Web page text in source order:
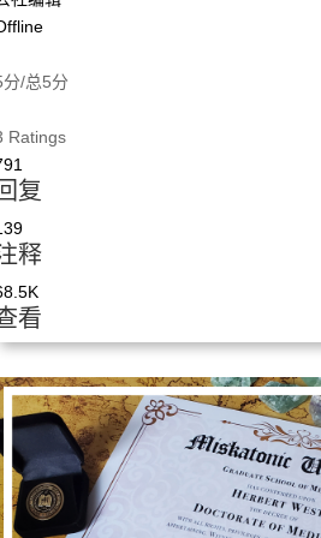
/总5分
Ratings
复
释
看